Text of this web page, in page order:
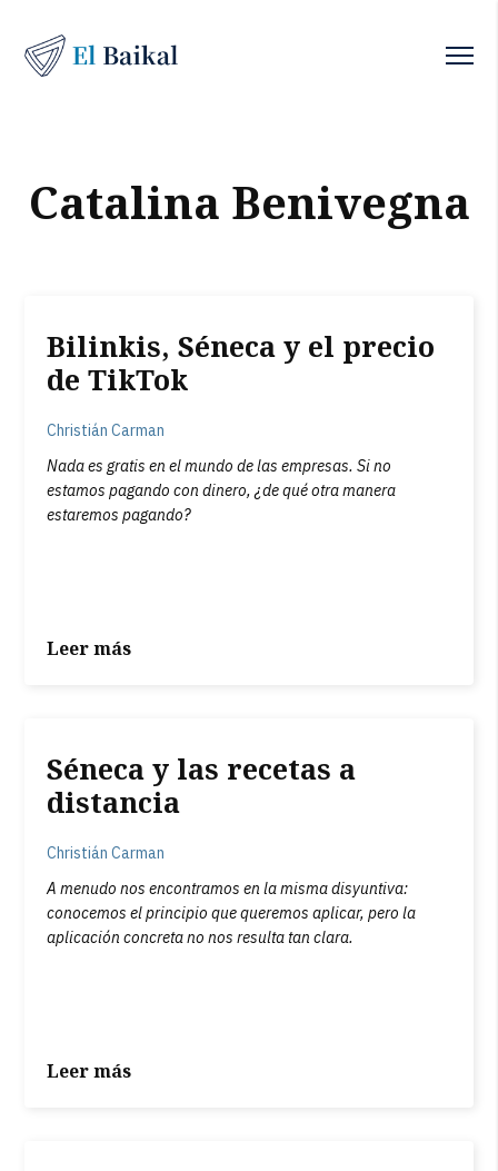
Catalina Benivegna
Bilinkis, Séneca y el precio
de TikTok
Christián Carman
Nada es gratis en el mundo de las empresas. Si no
estamos pagando con dinero, ¿de qué otra manera
estaremos pagando?
Leer más
Séneca y las recetas a
distancia
Christián Carman
A menudo nos encontramos en la misma disyuntiva:
conocemos el principio que queremos aplicar, pero la
aplicación concreta no nos resulta tan clara.
Leer más